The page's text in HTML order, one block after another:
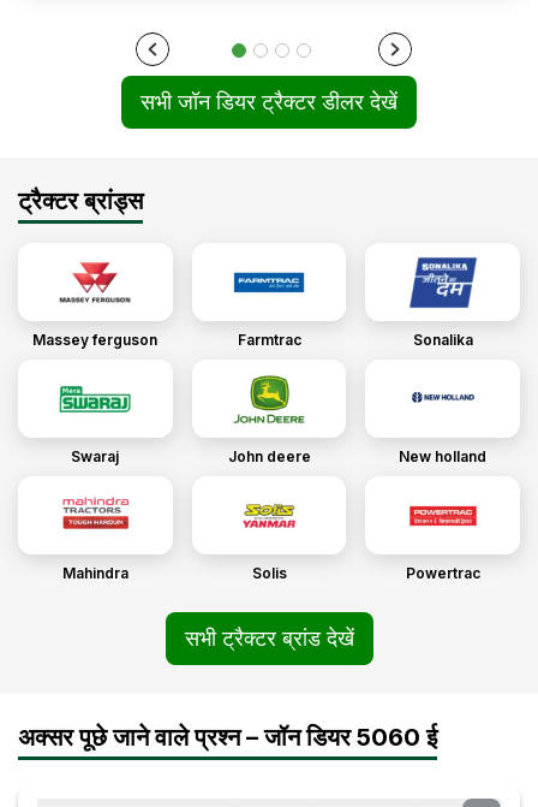
सभी जॉन डियर ट्रैक्टर डीलर देखें
ट्रैक्टर ब्रांड्स
Massey ferguson Farmtrac Sonalika
Swaraj John deere New holland
Mahindra Solis Powertrac
सभी ट्रैक्टर ब्रांड देखें
अक्सर पूछे जाने वाले प्रश्न – जॉन डियर 5060 ई